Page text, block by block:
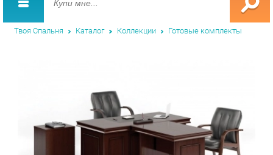
Твоя Спальня Каталог Коллекции Готовые комплекты